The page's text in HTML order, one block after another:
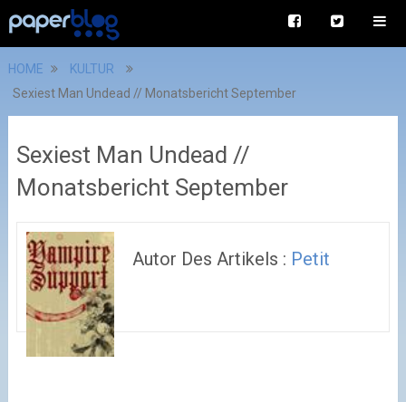
HOME
KULTUR
Sexiest Man Undead // Monatsbericht September
Sexiest Man Undead //
Monatsbericht September
Autor Des Artikels : Petit